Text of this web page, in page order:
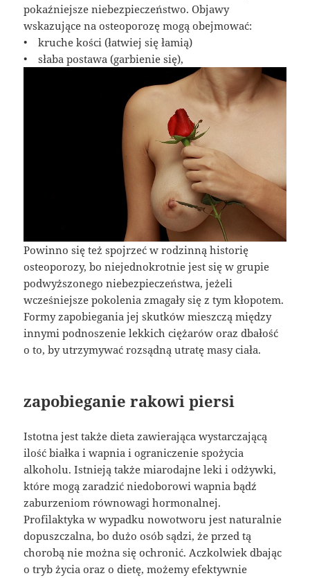
pokaźniejsze niebezpieczeństwo. Objawy
wskazujące na osteoporozę mogą obejmować:
• kruche kości (łatwiej się łamią)
• słaba postawa (garbienie się),
Powinno się też spojrzeć w rodzinną historię
osteoporozy, bo niejednokrotnie jest się w grupie
podwyższonego niebezpieczeństwa, jeżeli
wcześniejsze pokolenia zmagały się z tym kłopotem.
Formy zapobiegania jej skutków mieszczą między
innymi podnoszenie lekkich ciężarów oraz dbałość
o to, by utrzymywać rozsądną utratę masy ciała.
zapobieganie rakowi piersi
Istotna jest także dieta zawierająca wystarczającą
ilość białka i wapnia i ograniczenie spożycia
alkoholu. Istnieją także miarodajne leki i odżywki,
które mogą zaradzić niedoborowi wapnia bądź
zaburzeniom równowagi hormonalnej.
Profilaktyka w wypadku nowotworu jest naturalnie
dopuszczalna, bo dużo osób sądzi, że przed tą
chorobą nie można się ochronić. Aczkolwiek dbając
o tryb życia oraz o dietę, możemy efektywnie